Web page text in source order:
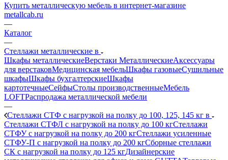
Купить металлическую мебель в интернет-магазине
metallcab.ru
—
Каталог
—
Стеллажи металлические в
Шкафы металлическиеВерстаки МеталлическиеАксессуары
для верстаковМедицинская мебельШкафы газовыеСушильные
шкафыШкафы бухгалтерскиеШкафы
картотечныеСейфыСтолы производственныеМебель
LOFTРаспродажа металлической мебели
—
Стеллажи СТФ с нагрузкой на полку до 100, 125, 145 кг в
Стеллажи СТФЛ с нагрузкой на полку до 100 кгСтеллажи
СТФУ с нагрузкой на полку до 200 кгСтеллажи усиленные
СТФУ-П с нагрузкой на полку до 200 кгСборные стеллажи
СК с нагрузкой на полку до 125 кгДизайнерские